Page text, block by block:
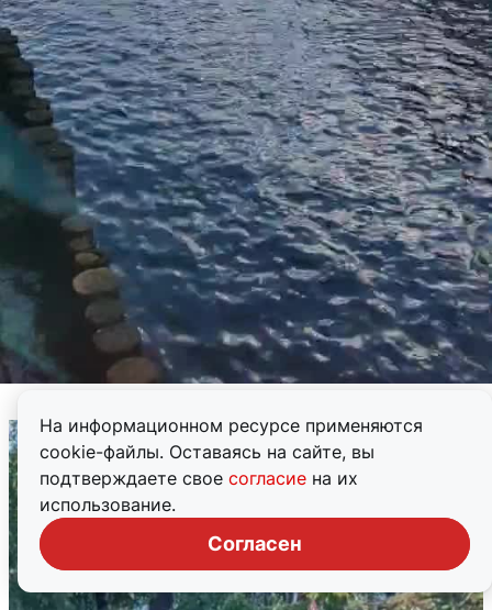
На информационном ресурсе применяются
cookie-файлы. Оставаясь на сайте, вы
подтверждаете свое согласие на их
использование.
Согласен